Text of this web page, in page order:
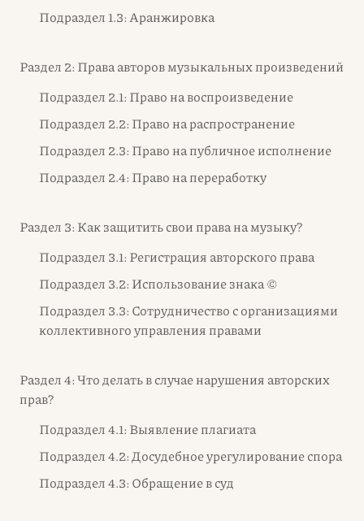
Подраздел 1.3: Аранжировка
Раздел 2: Права авторов музыкальных произведений
Подраздел 2.1: Право на воспроизведение
Подраздел 2.2: Право на распространение
Подраздел 2.3: Право на публичное исполнение
Подраздел 2.4: Право на переработку
Раздел 3: Как защитить свои права на музыку?
Подраздел 3.1: Регистрация авторского права
Подраздел 3.2: Использование знака ©
Подраздел 3.3: Сотрудничество с организациями
коллективного управления правами
Раздел 4: Что делать в случае нарушения авторских
прав?
Подраздел 4.1: Выявление плагиата
Подраздел 4.2: Досудебное урегулирование спора
Подраздел 4.3: Обращение в суд